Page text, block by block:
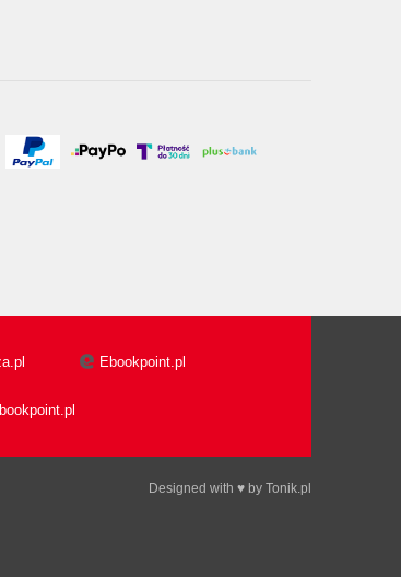
Ebookpoint.pl
Designed with ♥ by Tonik.pl